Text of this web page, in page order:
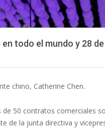
todo el mundo y 28
chino, Catherine Chen.
50 contratos comerciales
de la junta directiva y